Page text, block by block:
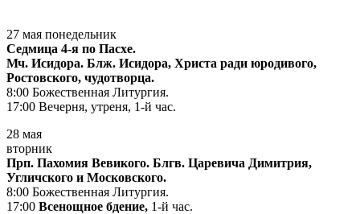
27 мая понедельник
Седмица 4-я по Пасхе.
Мч. Исидора. Блж. Исидора, Христа ради юродивого,
Ростовского, чудотворца.
8:00 Божественная Литургия.
17:00 Вечерня, утреня, 1-й час.
28 мая
вторник
Прп. Пахомия Вевикого. Блгв. Царевича Димитрия,
Угличского и Московского.
8:00 Божественная Литургия.
17:00 Всенощное бдение, 1-й час.